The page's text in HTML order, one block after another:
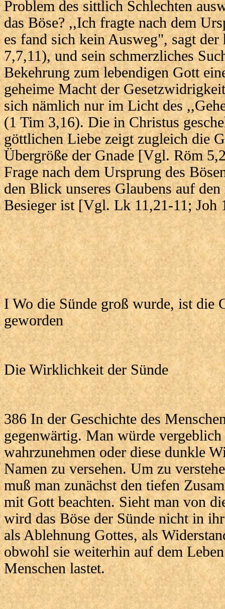
Problem des sittlich Schlechten
das Böse? ,,Ich fragte nach dem
es fand sich kein Ausweg", sagt
7,7,11), und sein schmerzliches
Bekehrung zum lebendigen Gott
geheime Macht der
sich nämlich nur im Licht des
(1 Tim 3,16). Die in Christus
göttlichen Liebe zeigt zugleich die
Übergröße der Gnade [Vgl. Röm
Frage nach dem Ursprung des
den Blick unseres Glaubens auf
Besieger ist [Vgl. Lk 11,21-11; Joh
I Wo die Sünde groß wurde, ist die
geworden
Die Wirklichkeit der Sünde
386 In der Geschichte des
gegenwärtig. Man würde
wahrzunehmen oder diese dunkle
Namen zu versehen. Um zu
muß man zunächst den tiefen
mit Gott beachten. Sieht man von
wird das Böse der Sünde nicht in
als Ablehnung Gottes, als
obwohl sie weiterhin auf dem
Menschen lastet.